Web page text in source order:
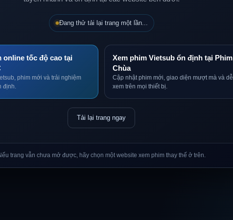
Đang thử tải lại trang một lần...
online tốc độ cao tại
phim mới và trải nghiệm
định.
Xem phim Vietsub ổn định tại Phim
Chùa
Cập nhật phim mới, giao diện mượt mà và dễ
xem trên mọi thiết bị.
Tải lại trang ngay
trang vẫn chưa mở được, hãy chọn một website xem phim thay thế ở trên.